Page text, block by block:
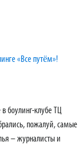
«Все путём»!
боулинг-клубе ТЦ
пожалуй, самые
– журналисты и